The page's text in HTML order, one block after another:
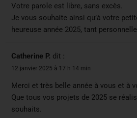
Votre parole est libre, sans excès.
Je vous souhaite ainsi qu’à votre
heureuse année 2025, tant
Catherine P. dit :
12 janvier 2025 à 17 h 14 min
Merci et très belle année à vous et à
Que tous vos projets de 2025 se
souhaits.